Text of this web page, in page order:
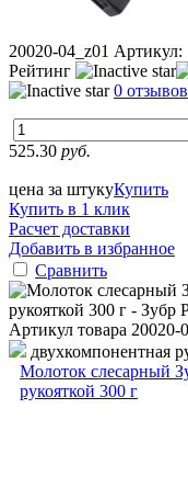
20020-04_z01 Артикул:
Рейтинг
0 отзывов
525.30 руб.
цена за штукуКупить
Купить в 1 клик
Расчет доставки
Добавить в избранное
Сравнить
Артикул товара 20020-
двухкомпонентная
Молоток слесарный
рукояткой 300 г